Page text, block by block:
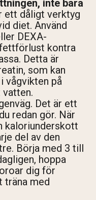
inte bara
ett dåligt verktyg
diet. Använd
DEXA-
kontra
Detta är
som kan
vågvikten på
vatten.
Det är ett
redan gör. När
kaloriunderskott
del av den
Börja med 3 till
hoppa
dig för
med